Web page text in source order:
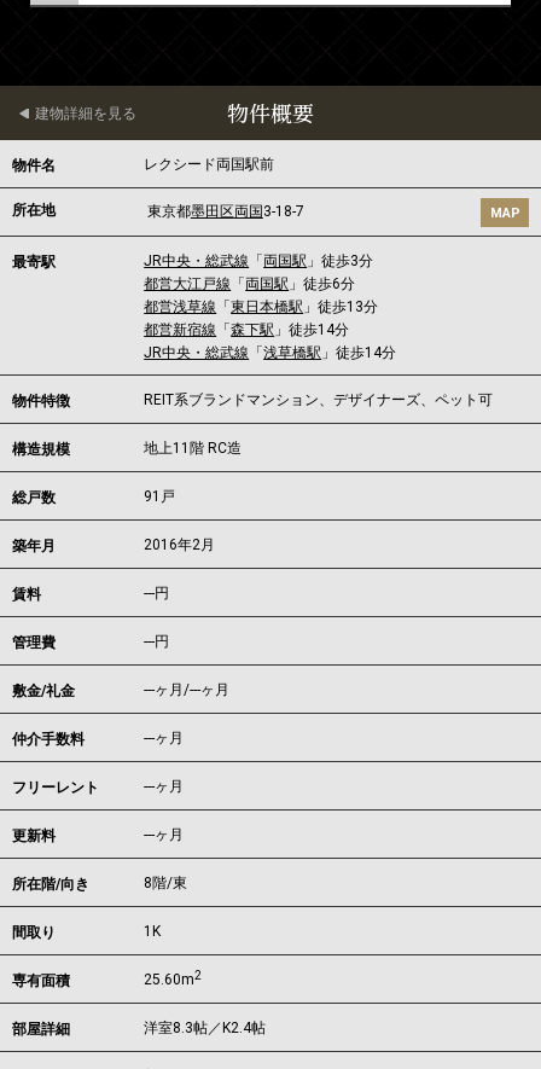
物件概要
建物詳細を見る
物件名 レクシード両国駅前
所在地 東京都墨田区両国 3-18-7 MAP
最寄駅 JR中央・総武線 「両国駅 」徒歩3分
都営大江戸線 「両国駅 」徒歩6分
都営浅草線 「東日本橋駅 」徒歩13分
都営新宿線 「森下駅 」徒歩14分
JR中央・総武線 「浅草橋駅 」徒歩14分
物件特徴 REIT系ブランドマンション、デザイナーズ、ペット可
構造規模 地上11階 RC造
総戸数 91戸
築年月 2016年2月
賃料 ---円
管理費 ---円
敷金/礼金 ---ヶ月/---ヶ月
仲介手数料 ---ヶ月
フリーレント ---ヶ月
更新料 ---ヶ月
所在階/向き 8階/東
間取り 1K
専有面積 25.60m2
部屋詳細 洋室8.3帖／K2.4帖